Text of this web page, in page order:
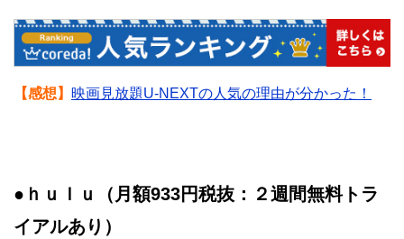
【感想】 映画見放題U-NEXTの人気の理由が分かった！
●ｈｕｌｕ（月額933円税抜：２週間無料トラ
イアルあり）